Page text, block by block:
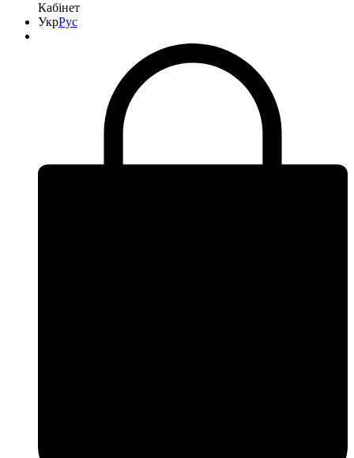
Кабінет
УкрРус